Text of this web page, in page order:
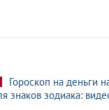
Гороскоп на деньги
знаков зодиака: